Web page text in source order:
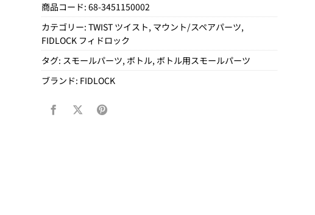
商品コード:68-3451150002
カテゴリー:TWIST ツイスト, マウント/スペアパーツ,
FIDLOCK フィドロック
タグ: スモールパーツ, ボトル, ボトル用スモールパーツ
ブランド: FIDLOCK